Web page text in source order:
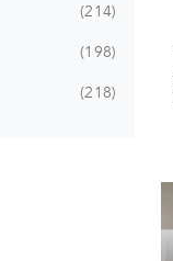
214
198
218